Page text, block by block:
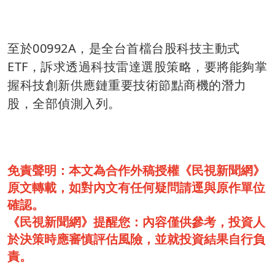
至於00992A，是全台首檔台股科技主動式
ETF，訴求透過科技雷達選股策略，要將能夠掌
握科技創新供應鏈重要技術節點商機的潛力
股，全部偵測入列。
免責聲明：本文為合作外稿授權《民視新聞網》
原文轉載，如對內文有任何疑問請逕與原作單位
確認。
《民視新聞網》提醒您：內容僅供參考，投資人
於決策時應審慎評估風險，並就投資結果自行負
責。